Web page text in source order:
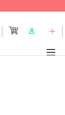
User